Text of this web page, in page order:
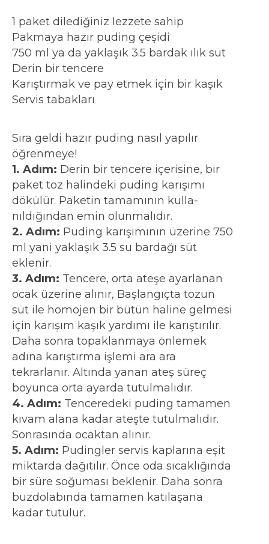
1 paket dilediğiniz lezzete sahip
Pakmaya hazır puding çeşidi
750 ml ya da yaklaşık 3.5 bardak ılık süt
Derin bir tencere
Karıştırmak ve pay etmek için bir kaşık
Servis tabakları
Sıra geldi hazır puding nasıl yapılır
öğrenmeye!
1. Adım: Derin bir tencere içerisine, bir
paket toz halindeki puding karışımı
dökülür. Paketin tamamının kulla-
nıldığından emin olunmalıdır.
2. Adım: Puding karışımının üzerine 750
ml yani yaklaşık 3.5 su bardağı süt
eklenir.
3. Adım: Tencere, orta ateşe ayarlanan
ocak üzerine alınır, Başlangıçta tozun
süt ile homojen bir bütün haline gelmesi
için karışım kaşık yardımı ile karıştırılır.
Daha sonra topaklanmaya önlemek
adına karıştırma işlemi ara ara
tekrarlanır. Altında yanan ateş süreç
boyunca orta ayarda tutulmalıdır.
4. Adım: Tenceredeki puding tamamen
kıvam alana kadar ateşte tutulmalıdır.
Sonrasında ocaktan alınır.
5. Adım: Pudingler servis kaplarına eşit
miktarda dağıtılır. Önce oda sıcaklığında
bir süre soğuması beklenir. Daha sonra
buzdolabında tamamen katılaşana
kadar tutulur.